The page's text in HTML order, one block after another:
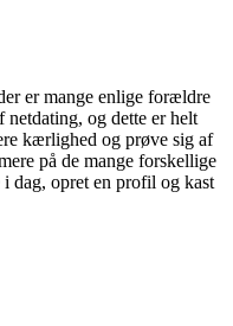
er mange enlige forældre
og dette er helt
kærlighed og prøve sig af
på de mange forskellige
dag, opret en profil og kast